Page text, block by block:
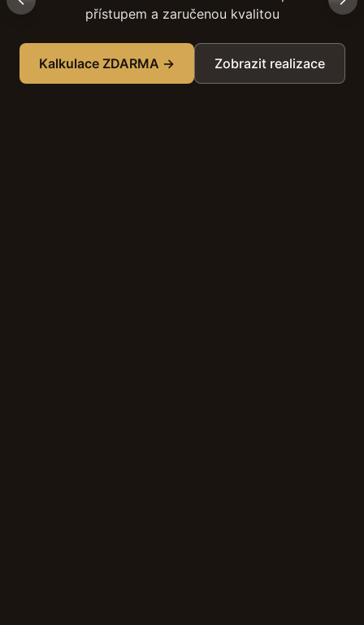
přístupem a zaručenou kvalitou
Kalkulace ZDARMA → Zobrazit realizace